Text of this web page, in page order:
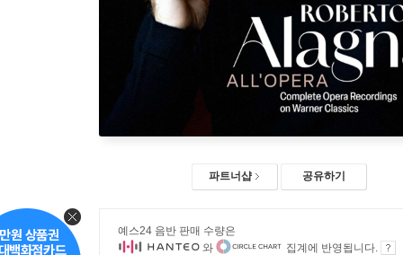
파트너샵 공유하기
예스24 음반 판매 수량은
와
집계에 반영됩니다.